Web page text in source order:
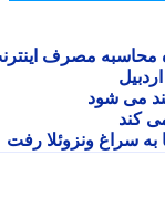
مصرف اینترنت
شود